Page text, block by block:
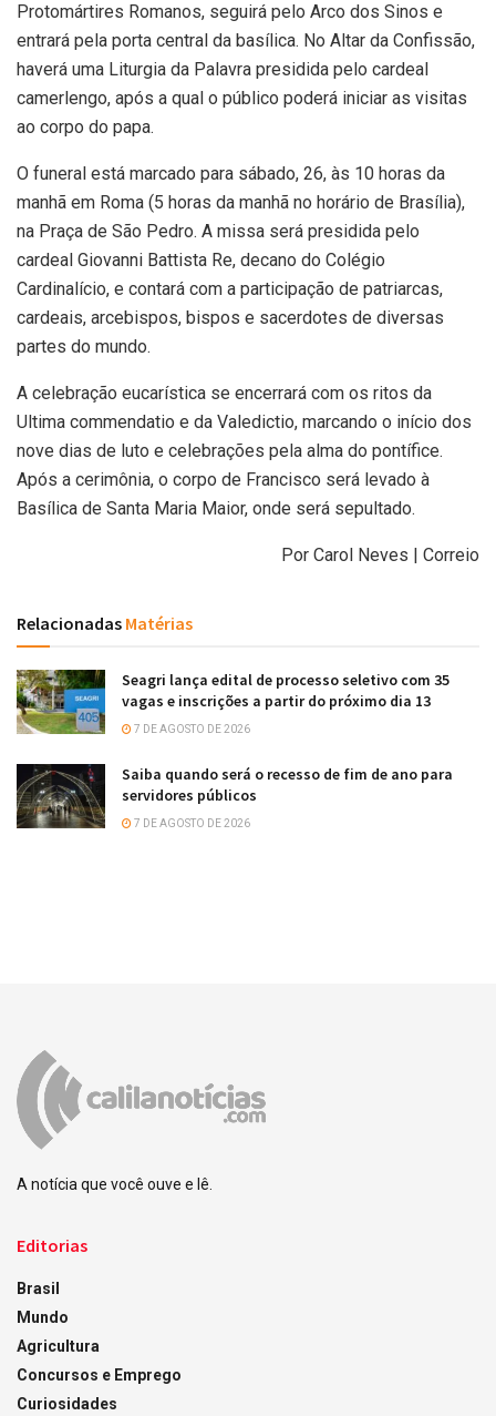
Protomártires Romanos, seguirá pelo Arco dos Sinos e
entrará pela porta central da basílica. No Altar da Confissão,
haverá uma Liturgia da Palavra presidida pelo cardeal
camerlengo, após a qual o público poderá iniciar as visitas
ao corpo do papa.
O funeral está marcado para sábado, 26, às 10 horas da
manhã em Roma (5 horas da manhã no horário de Brasília),
na Praça de São Pedro. A missa será presidida pelo
cardeal Giovanni Battista Re, decano do Colégio
Cardinalício, e contará com a participação de patriarcas,
cardeais, arcebispos, bispos e sacerdotes de diversas
partes do mundo.
A celebração eucarística se encerrará com os ritos da
Ultima commendatio e da Valedictio, marcando o início dos
nove dias de luto e celebrações pela alma do pontífice.
Após a cerimônia, o corpo de Francisco será levado à
Basílica de Santa Maria Maior, onde será sepultado.
Por Carol Neves | Correio
Relacionadas Matérias
Seagri lança edital de processo seletivo com 35
vagas e inscrições a partir do próximo dia 13
7 DE AGOSTO DE 2026
Saiba quando será o recesso de fim de ano para
servidores públicos
7 DE AGOSTO DE 2026
A notícia que você ouve e lê.
Editorias
Brasil
Mundo
Agricultura
Concursos e Emprego
Curiosidades